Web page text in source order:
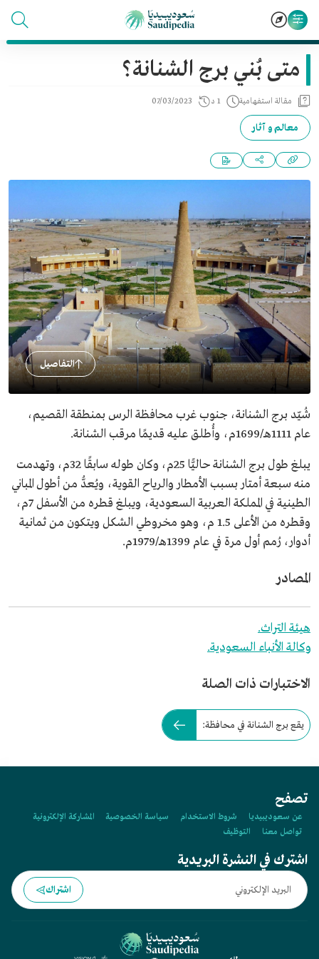
متى بُني برج الشنانة؟
مقالة استفهامية 1 د 07/03/2023
معالم و آثار
التفاصيل
شُيّد برج الشنانة، جنوب غرب محافظة الرس بمنطقة القصيم،
عام 1111هـ/1699م، وأُطلق عليه قديمًا مرقب الشنانة.
يبلغ طول برج الشنانة حاليًّا 25م، وكان طوله سابقًا 32م، وتهدمت
منه سبعة أمتار بسبب الأمطار والرياح القوية، ويُعدُّ من أطول المباني
الطينية في المملكة العربية السعودية، ويبلغ قطره من الأسفل 7م،
وقطره من الأعلى 1.5 م، وهو مخروطي الشكل ويتكون من ثمانية
أدوار، رُمم أول مرة في عام 1399هـ/1979م.
المصادر
هيئة التراث.
وكالة الأنباء السعودية.
الاختبارات ذات الصلة
يقع برج الشنانة في محافظة:
تصفح
عن سعوديبيديا شروط الاستخدام سياسة الخصوصية
المشاركة الإلكترونية
تواصل معنا
التوظيف
اشترك في النشرة البريدية
اشتراك